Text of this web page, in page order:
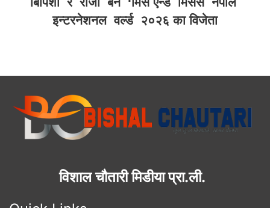
इन्टरनेशनल वर्ल्ड २०२६ का विजेता
विशाल चौतारी मिडीया प्रा.ली.